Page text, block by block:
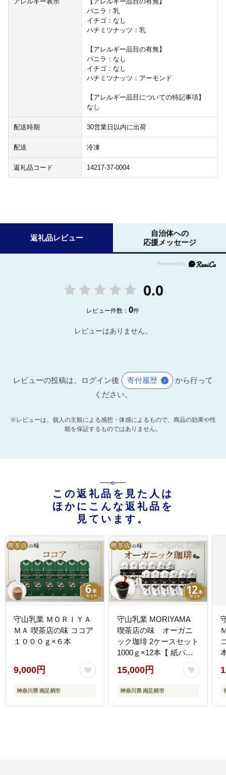
バニラ：乳
イチゴ：なし
ハチミツナッツ：乳
【アレルギー品目の有無】
バニラ：なし
イチゴ：なし
ハチミツナッツ：アーモンド
【アレルギー品目についての特記事項】
なし
配送時期 30営業日以内に出荷
配送 冷凍
返礼品コード 14217-37-0004
返礼品レビュー
自治体への
応援メッセージ
0.0
レビュー件数：0件
レビューはありません。
レビューの投稿は、ログイン後 寄付履歴
から行って
ください。
※レビューは、個人の主観による感想・体感によるもので、商品の効果や性
能を保証するものではありません。
この返礼品を見た人は
ほかにこんな返礼品を
見ています。
守山乳業 ＭＯＲＩＹＡ
ＭＡ 喫茶店の味 ココア
１０００ｇ×６本
9,000円
神奈川県 南足柄市
守山乳業 MORIYAMA
喫茶店の味 オーガニ
ック珈琲 2ケースセット
1000ｇ×12本【 紙パッ
ク リキッド コーヒー ア
イスコーヒー 飲料 神奈
川県 南足柄市 】
15,000円
神奈川県 南足柄市